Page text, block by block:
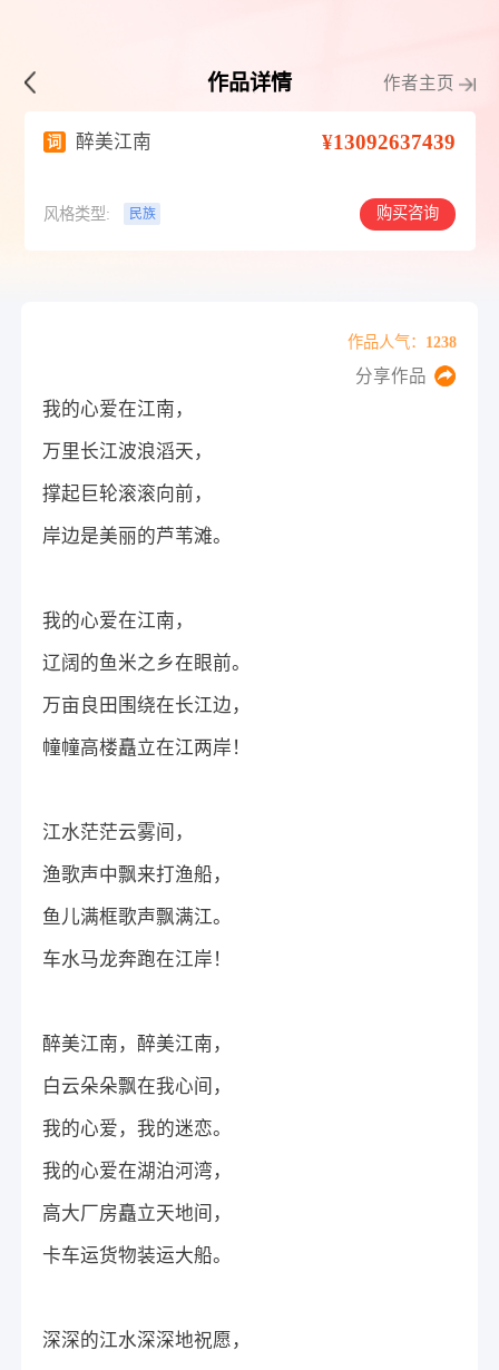
作品详情 作者主页
词 醉美江南 ¥13092637439
风格类型: 民族 购买咨询
作品人气：1238
分享作品
我的心爱在江南，
万里长江波浪滔天，
撑起巨轮滚滚向前，
岸边是美丽的芦苇滩。
我的心爱在江南，
辽阔的鱼米之乡在眼前。
万亩良田围绕在长江边，
幢幢高楼矗立在江两岸！
江水茫茫云雾间，
渔歌声中飘来打渔船，
鱼儿满框歌声飘满江。
车水马龙奔跑在江岸！
醉美江南，醉美江南，
白云朵朵飘在我心间，
我的心爱，我的迷恋。
我的心爱在湖泊河湾，
高大厂房矗立天地间，
卡车运货物装运大船。
深深的江水深深地祝愿，